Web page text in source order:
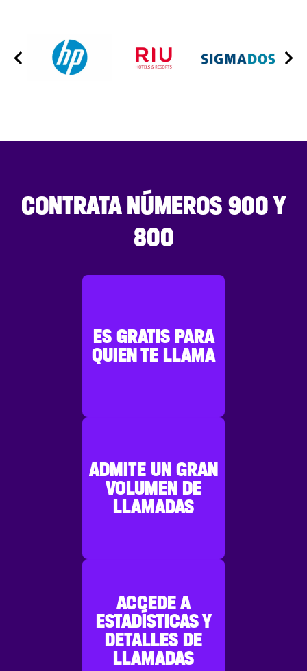
CONTRATA NÚMEROS 900 Y
800
ES GRATIS PARA
QUIEN TE LLAMA
ADMITE UN GRAN
VOLUMEN DE
LLAMADAS
ACCEDE A
ESTADÍSTICAS Y
DETALLES DE
LLAMADAS